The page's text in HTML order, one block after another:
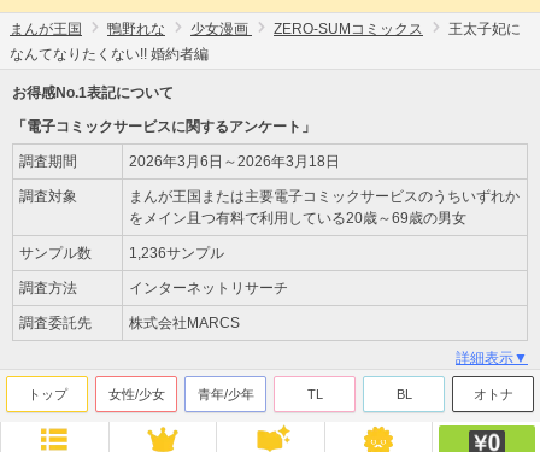
まんが王国 鴨野れな 少女漫画 ZERO-SUMコミックス
王太子妃に
なんてなりたくない!! 婚約者編
お得感No.1表記について
「電子コミックサービスに関するアンケート」
調査期間 2026年3月6日～2026年3月18日
調査対象
まんが王国または主要電子コミックサービスのうちいずれか
をメイン且つ有料で利用している20歳～69歳の男女
サンプル数 1,236サンプル
調査方法 インターネットリサーチ
調査委託先 株式会社MARCS
詳細表示▼
トップ 女性/少女 青年/少年 TL BL オトナ